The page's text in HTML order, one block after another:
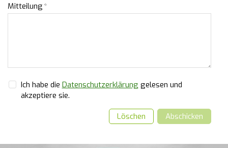
Mitteilung *
Ich habe die Datenschutzerklärung gelesen und
akzeptiere sie.
Löschen Abschicken